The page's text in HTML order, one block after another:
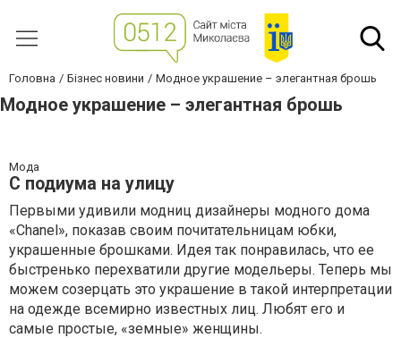
Головна Бізнес новини Модное украшение – элегантная брошь
Модное украшение – элегантная брошь
Мода
С подиума на улицу
Первыми удивили модниц дизайнеры модного дома
«Chanel», показав своим почитательницам юбки,
украшенные брошками. Идея так понравилась, что ее
быстренько перехватили другие модельеры. Теперь мы
можем созерцать это украшение в такой интерпретации
на одежде всемирно известных лиц. Любят его и
самые простые, «земные» женщины.